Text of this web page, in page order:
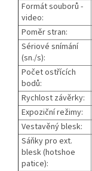
Formát souborů -
video:
Poměr stran:
Sériové snímání
(sn./s):
Počet ostřících
bodů:
Rychlost závěrky:
Expoziční režimy:
Vestavěný blesk:
Sáňky pro ext.
blesk (hotshoe
patice):